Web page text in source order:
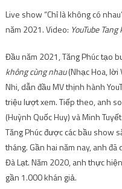
Live show “Chỉ là không có
năm 2021. Video: YouTube
Đầu năm 2021, Tăng Phúc tạo
không cùng nhau(Nhạc Hoa, lời
Nhi, dẫn đầu MV thịnh hành
triệu lượt xem. Tiếp theo, anh
(Huỳnh Quốc Huy) và Minh
Tăng Phúc được các bầu show
tháng. Gần hai năm nay, anh
Đà Lạt. Năm 2020, anh thực
gần 1.000 khán giả.